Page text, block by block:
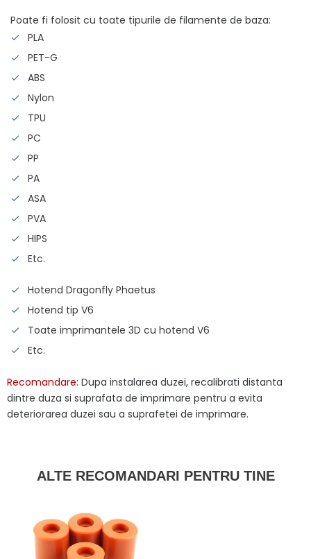
Poate fi folosit cu toate tipurile de filamente de baza:
PLA
PET-G
ABS
Nylon
TPU
PC
PP
PA
ASA
PVA
HIPS
Etc.
Hotend Dragonfly Phaetus
Hotend tip V6
Toate imprimantele 3D cu hotend V6
Etc.
Recomandare: Dupa instalarea duzei, recalibrati distanta
dintre duza si suprafata de imprimare pentru a evita
deteriorarea duzei sau a suprafetei de imprimare.
ALTE RECOMANDARI PENTRU TINE